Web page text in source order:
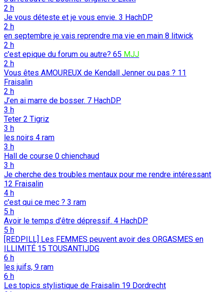
2 h
Je vous déteste et je vous envie. 3 HachDP
2 h
en septembre je vais reprendre ma vie en main 8 litwick
2 h
c'est epique du forum ou autre? 65 MJJ
2 h
Vous êtes AMOUREUX de Kendall Jenner ou pas ? 11
Fraisalin
2 h
J’en ai marre de bosser. 7 HachDP
3 h
Teter 2 Tigriz
3 h
les noirs 4 ram
3 h
Hall de course 0 chienchaud
3 h
Je cherche des troubles mentaux pour me rendre intéressant
12 Fraisalin
4 h
c'est qui ce mec ? 3 ram
5 h
Avoir le temps d’être dépressif. 4 HachDP
5 h
[REDPILL] Les FEMMES peuvent avoir des ORGASMES en
ILLIMITÉ 15 TOUSANTIJDG
6 h
les juifs, 9 ram
6 h
Les topics stylistique de Fraisalin 19 Dordrecht